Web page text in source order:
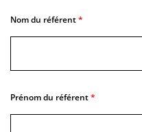
Nom du référent
Prénom du référent